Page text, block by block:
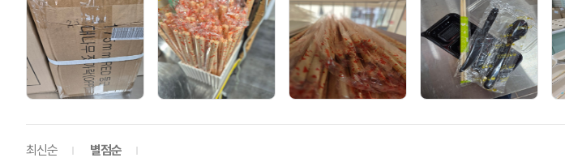
최신순 별점순